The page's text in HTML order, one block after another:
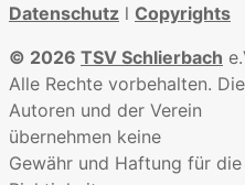
Datenschutz l Copyrights
© 2026 TSV Schlierbach
Alle Rechte vorbehalten. Die
Autoren und der Verein
übernehmen keine
Gewähr und Haftung für die